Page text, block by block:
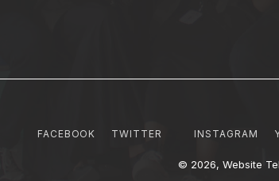
FACEBOOK TWITTER INSTAGRAM
© 2026, Website